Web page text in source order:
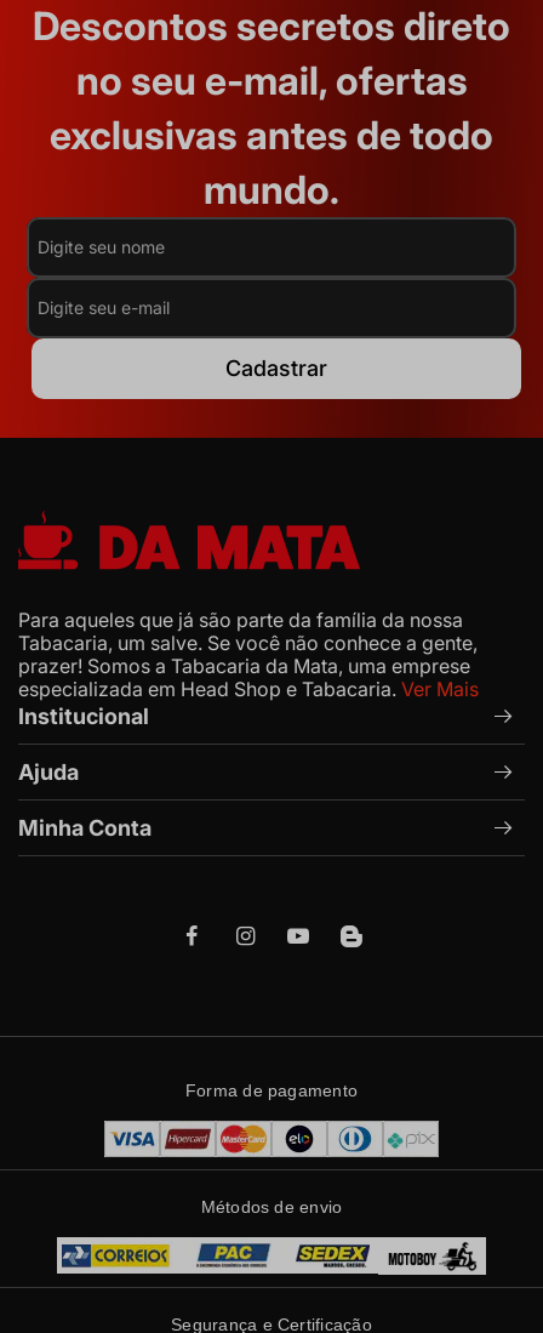
Descontos secretos direto
no seu e-mail, ofertas
exclusivas antes de todo
mundo.
Cadastrar
Para aqueles que já são parte da família da nossa
Tabacaria, um salve. Se você não conhece a gente,
prazer! Somos a Tabacaria da Mata, uma emprese
especializada em Head Shop e Tabacaria. Ver Mais
Institucional
Ajuda
Minha Conta
Forma de pagamento
Métodos de envio
Segurança e Certificação